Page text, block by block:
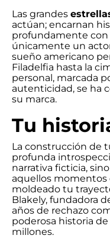
Las grandes
actúan; encarnan
profundamente con
únicamente un
sueño americano
Filadelfia hasta la
personal, marcada
autenticidad, se ha
su marca.
Tu
La construcción de
profunda
narrativa ficticia,
aquellos
moldeado tu
Blakely, fundadora
años de rechazo
poderosa historia
millones.